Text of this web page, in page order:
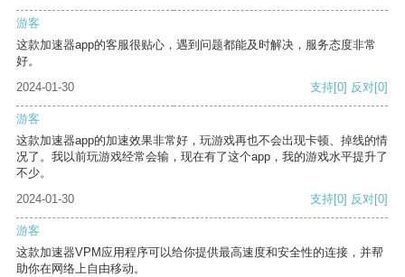
游客
这款加速器app的客服很贴心，遇到问题都能及时解决，服务态度非常
好。
2024-01-30
支持[0] 反对[0]
游客
这款加速器app的加速效果非常好，玩游戏再也不会出现卡顿、掉线的情
况了。我以前玩游戏经常会输，现在有了这个app，我的游戏水平提升了
不少。
2024-01-30
支持[0] 反对[0]
游客
这款加速器VPM应用程序可以给你提供最高速度和安全性的连接，并帮
助你在网络上自由移动。